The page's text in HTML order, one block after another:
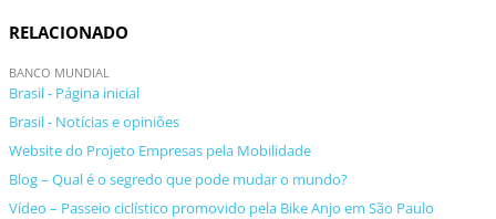
RELACIONADO
BANCO MUNDIAL
Brasil - Página inicial
Brasil - Notícias e opiniões
Website do Projeto Empresas pela Mobilidade
Blog – Qual é o segredo que pode mudar o mundo?
Vídeo – Passeio ciclístico promovido pela Bike Anjo em São Paulo